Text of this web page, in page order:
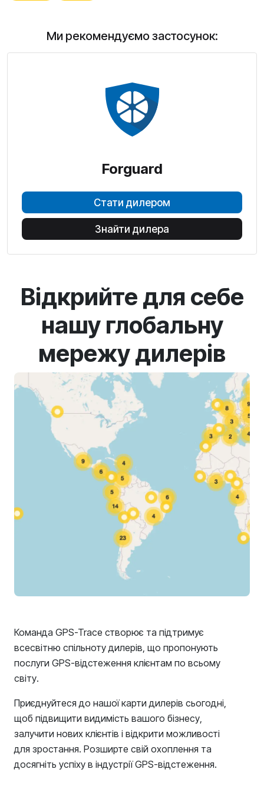
Ми рекомендуємо застосунок:
Forguard
Стати дилером
Знайти дилера
Відкрийте для себе
нашу глобальну
мережу дилерів
Команда GPS-Trace створює та підтримує
всесвітню спільноту дилерів, що пропонують
послуги GPS-відстеження клієнтам по всьому
світу.
Приєднуйтеся до нашої карти дилерів сьогодні,
щоб підвищити видимість вашого бізнесу,
залучити нових клієнтів і відкрити можливості
для зростання. Розширте свій охоплення та
досягніть успіху в індустрії GPS-відстеження.